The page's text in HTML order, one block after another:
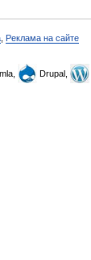
Реклама на сайте
Drupal,